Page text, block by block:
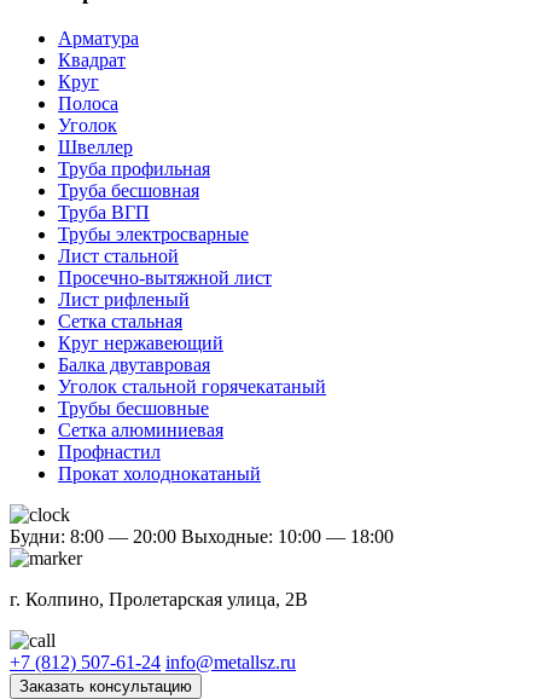
Арматура
Квадрат
Круг
Полоса
Уголок
Швеллер
Труба профильная
Труба бесшовная
Труба ВГП
Трубы электросварные
Лист стальной
Просечно-вытяжной лист
Лист рифленый
Сетка стальная
Круг нержавеющий
Балка двутавровая
Уголок стальной горячекатаный
Трубы бесшовные
Сетка алюминиевая
Профнастил
Прокат холоднокатаный
Будни: 8:00 — 20:00 Выходные: 10:00 — 18:00
г. Колпино, Пролетарская улица, 2В
+7 (812) 507-61-24 info@metallsz.ru
Заказать консультацию